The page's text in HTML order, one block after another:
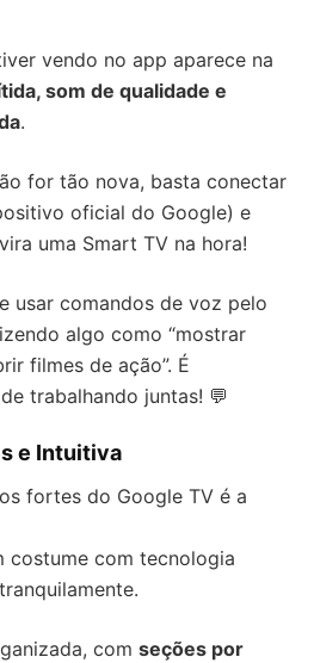
vendo no app aparece na
som de qualidade e
.
for tão nova, basta conectar
oficial do Google) e
uma Smart TV na hora!
usar comandos de voz pelo
algo como “mostrar
filmes de ação”. É
trabalhando juntas! 💬
e Intuitiva
fortes do Google TV é a
costume com tecnologia
com seções por